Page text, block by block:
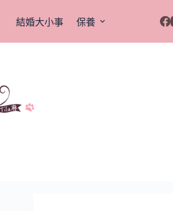
結婚大小事 保養